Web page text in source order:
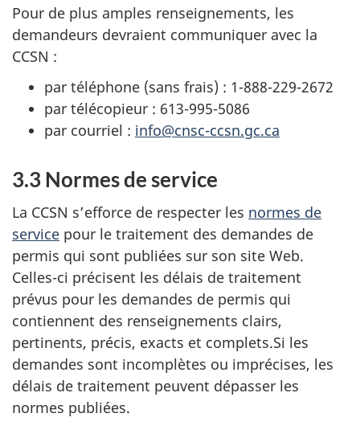
Pour de plus amples renseignements, les
demandeurs devraient communiquer avec la
CCSN :
par téléphone (sans frais) : 1-888-229-2672
par télécopieur : 613-995-5086
par courriel : info@cnsc-ccsn.gc.ca
3.3 Normes de service
La CCSN s’efforce de respecter les normes de
service pour le traitement des demandes de
permis qui sont publiées sur son site Web.
Celles-ci précisent les délais de traitement
prévus pour les demandes de permis qui
contiennent des renseignements clairs,
pertinents, précis, exacts et complets.Si les
demandes sont incomplètes ou imprécises, les
délais de traitement peuvent dépasser les
normes publiées.